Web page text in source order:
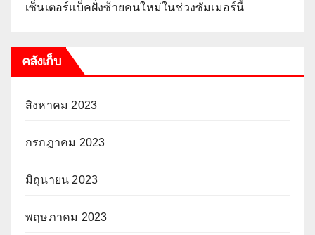
เซ็นเตอร์แบ็คฝั่งซ้ายคนใหม่ในช่วงซัมเมอร์นี้
คลังเก็บ
สิงหาคม 2023
กรกฎาคม 2023
มิถุนายน 2023
พฤษภาคม 2023